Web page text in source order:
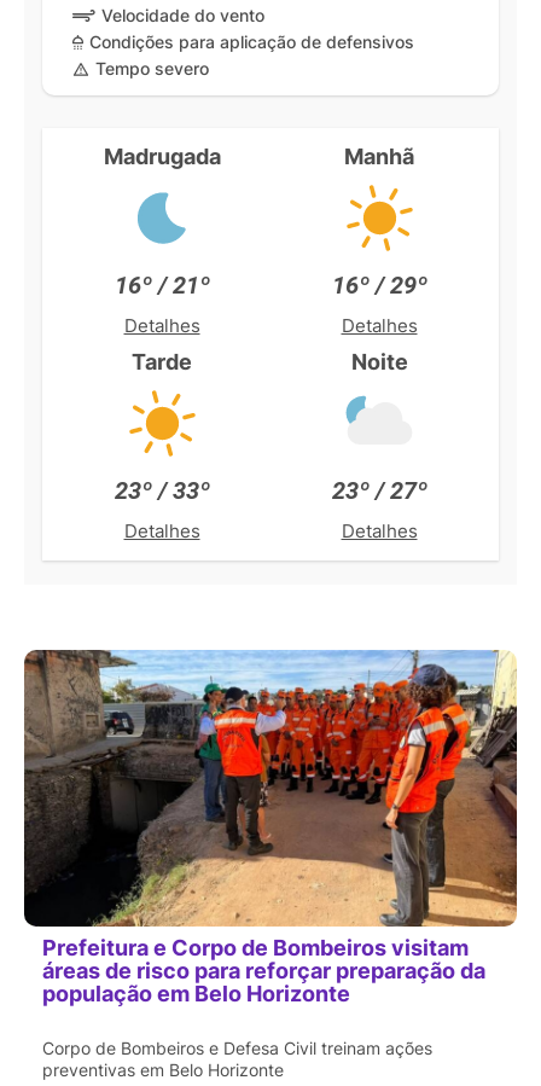
Velocidade do vento
Condições para aplicação de defensivos
Tempo severo
Madrugada
16º / 21º
Detalhes
Manhã
16º / 29º
Detalhes
Tarde
23º / 33º
Detalhes
Noite
23º / 27º
Detalhes
Prefeitura e Corpo de Bombeiros visitam
áreas de risco para reforçar preparação da
população em Belo Horizonte
Corpo de Bombeiros e Defesa Civil treinam ações
preventivas em Belo Horizonte